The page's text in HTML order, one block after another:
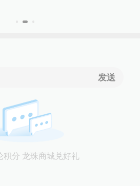
发送
积分 龙珠商城兑好礼